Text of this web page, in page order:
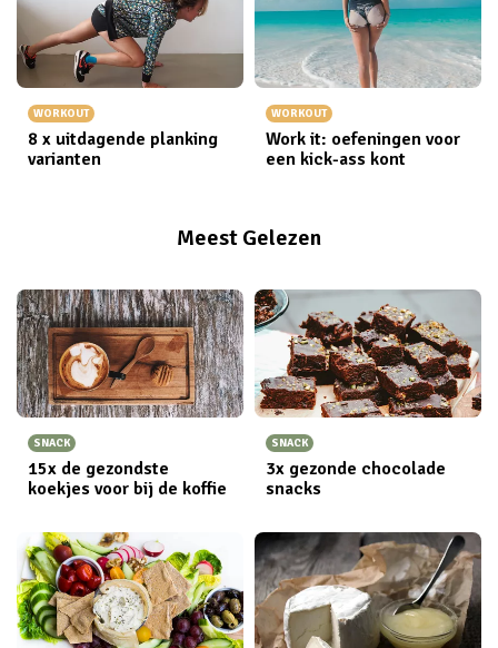
WORKOUT
8 x uitdagende planking
varianten
WORKOUT
Work it: oefeningen voor
een kick-ass kont
Meest Gelezen
SNACK
15x de gezondste
koekjes voor bij de koffie
SNACK
3x gezonde chocolade
snacks